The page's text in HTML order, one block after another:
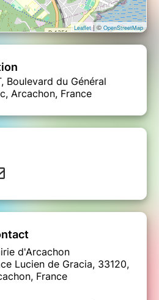
Leaflet| ©OpenStreetMap
Boulevard du Général
Arcachon, France
d'Arcachon
Lucien de Gracia, 33120,
France